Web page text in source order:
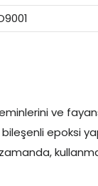
ve
epoksi